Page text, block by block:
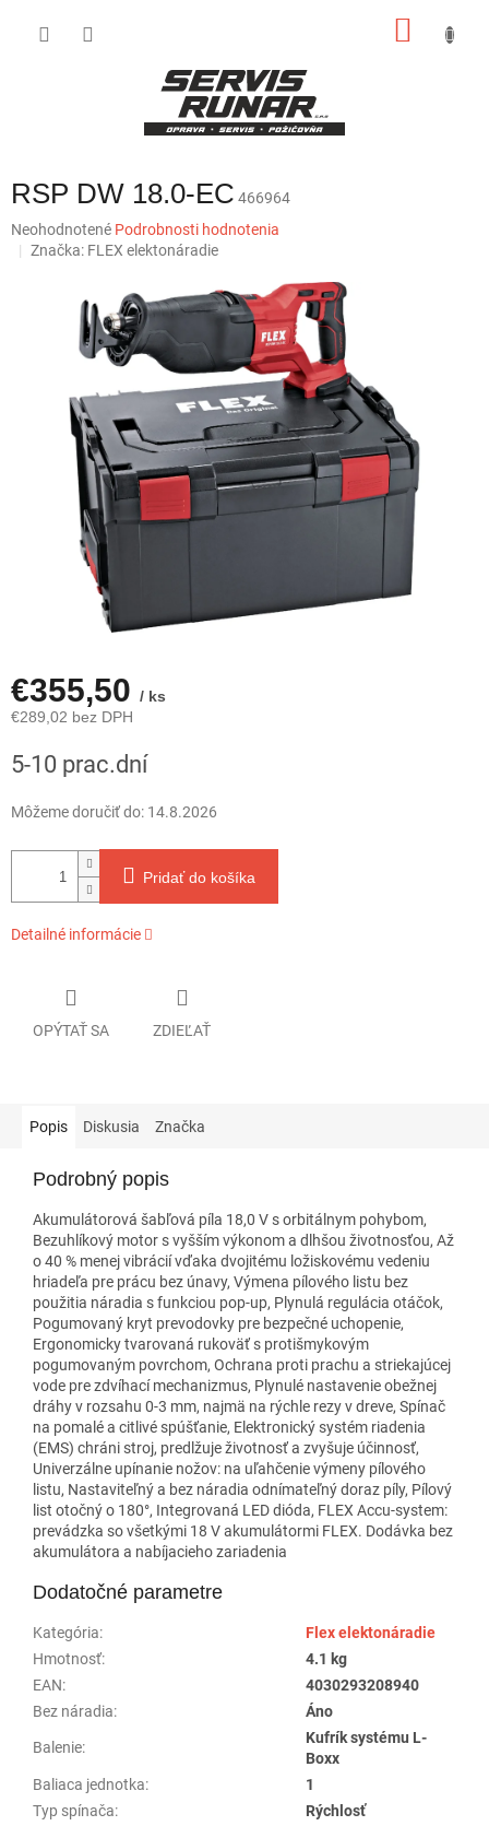
RSP DW 18.0-EC 466964
Priemerné
hodnotenie
Neohodnotené Podrobnosti hodnotenia
Značka: FLEX elektonáradie
€355,50 / ks
€289,02 bez DPH
cena:
5-10 prac.dní
Môžeme doručiť do: 14.8.2026
Pridať do košíka
Detailné informácie
OPÝTAŤ SA ZDIEĽAŤ
Popis Diskusia Značka
Podrobný popis
Akumulátorová šabľová píla 18,0 V s orbitálnym pohybom,
Bezuhlíkový motor s vyšším výkonom a dlhšou životnosťou, Až
o 40 % menej vibrácií vďaka dvojitému ložiskovému vedeniu
hriadeľa pre prácu bez únavy, Výmena pílového listu bez
použitia náradia s funkciou pop-up, Plynulá regulácia otáčok,
Pogumovaný kryt prevodovky pre bezpečné uchopenie,
Ergonomicky tvarovaná rukoväť s protišmykovým
pogumovaným povrchom, Ochrana proti prachu a striekajúcej
vode pre zdvíhací mechanizmus, Plynulé nastavenie obežnej
dráhy v rozsahu 0-3 mm, najmä na rýchle rezy v dreve, Spínač
na pomalé a citlivé spúšťanie, Elektronický systém riadenia
(EMS) chráni stroj, predlžuje životnosť a zvyšuje účinnosť,
Univerzálne upínanie nožov: na uľahčenie výmeny pílového
listu, Nastaviteľný a bez náradia odnímateľný doraz píly, Pílový
list otočný o 180°, Integrovaná LED dióda, FLEX Accu-system:
prevádzka so všetkými 18 V akumulátormi FLEX. Dodávka bez
akumulátora a nabíjacieho zariadenia
Dodatočné parametre
Kategória:
Flex elektonáradie
Hmotnosť:
4.1 kg
EAN:
4030293208940
Bez náradia: Áno
Balenie:
Kufrík systému L-
Boxx
Baliaca jednotka:
1
Typ spínača:
Rýchlosť